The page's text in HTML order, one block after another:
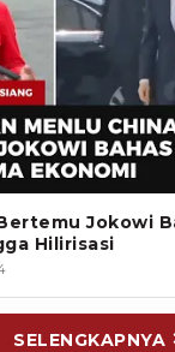
Jokowi
Hilirisasi
SELENGKAPNYA